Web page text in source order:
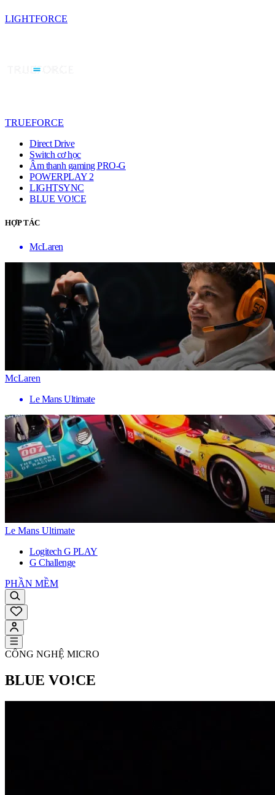
LIGHTFORCE
TRUEFORCE
Direct Drive
Switch cơ học
Âm thanh gaming PRO-G
POWERPLAY 2
LIGHTSYNC
BLUE VO!CE
HỢP TÁC
McLaren
McLaren
Le Mans Ultimate
Le Mans Ultimate
Logitech G PLAY
G Challenge
PHẦN MỀM
CÔNG NGHỆ MICRO
BLUE VO!CE